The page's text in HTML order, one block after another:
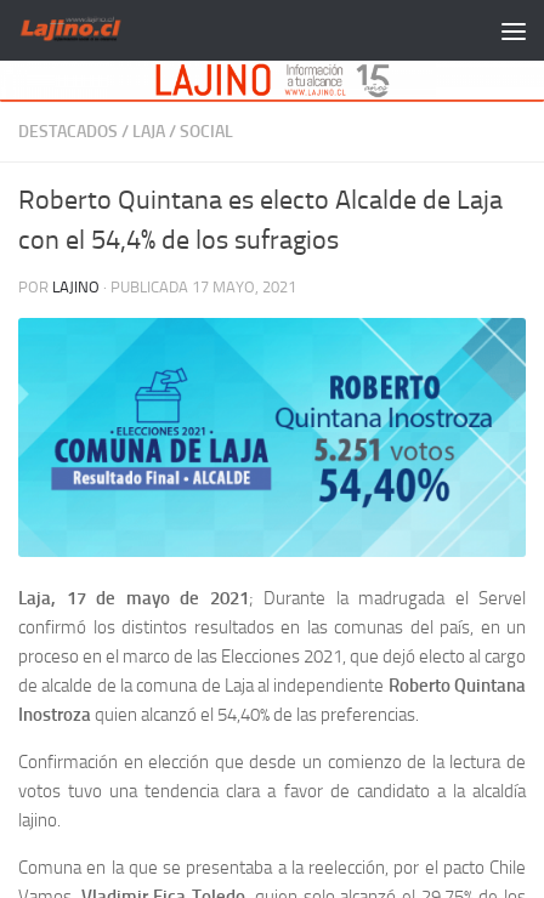
Saltar al contenido
DESTACADOS / LAJA/SOCIAL
Roberto Quintana es electo Alcalde de Laja
con el 54,4% de los sufragios
POR LAJINO · PUBLICADA 17 MAYO, 2021
Laja, 17 de mayo de 2021; Durante la madrugada el Servel
confirmó los distintos resultados en las comunas del país, en un
proceso en el marco de las Elecciones 2021, que dejó electo al cargo
de alcalde de la comuna de Laja al independiente Roberto Quintana
Inostrozaquien alcanzó el 54,40% de las preferencias.
Confirmación en elección que desde un comienzo de la lectura de
votos tuvo una tendencia clara a favor de candidato a la alcaldía
lajino.
Comuna en la que se presentaba a la reelección, por el pacto Chile